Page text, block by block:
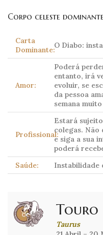
Corpo celeste
Carta
Dominante:O Diabo:
Amor:
Poderá
entanto, irá
evoluir, se
da pessoa
semana
Profissional:
Estará
colegas. Não
e siga a sua
poderá
Saúde:
Instabilidade
Touro
Taurus